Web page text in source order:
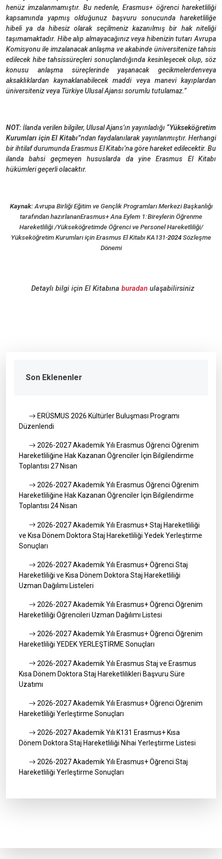
henüz imzalanmamıştır. Bu nedenle, Erasmus+ öğrenci hareketliliği
kapsamında yapmış olduğunuz başvuru sonucunda hareketliliğe
hibeli ya da hibesiz olarak seçilmeniz kazanılmış bir hak niteliği
taşımamaktadır. Hibe alıp almayacağınız veya hibenizin tutarı Avrupa
Komisyonu ile imzalanacak anlaşma ve akabinde üniversitenize tahsis
edilecek hibe tahsissüreçleri sonuçlandığında kesinleşecek olup, söz
konusu anlaşma süreçlerinde yaşanacak gecikmelerdenveya
aksaklıklardan kaynaklanabilecek maddi veya manevi kayıplardan
üniversiteniz veya Türkiye Ulusal Ajansı sorumlu tutulamaz.”
NOT:İlanda verilen bilgiler, Ulusal Ajans’ın yayınladığı “Yükseköğretim
Kurumları için El Kitabı”ndan faydalanılarak yayınlanmıştır. Herhangi
bir ihtilaf durumunda Erasmus El Kitabı’na göre hareket edilecektir. Bu
ilanda bahsi geçmeyen hususlarda da yine Erasmus El Kitabı
hükümleri geçerli olacaktır.
Kaynak: Avrupa Birliği Eğitim ve Gençlik Programları Merkezi Başkanlığı
tarafından hazırlananErasmus+ Ana Eylem 1:Bireylerin Öğrenme
Hareketliliği /Yükseköğretimde Öğrenci ve Personel Hareketliliği/
Yükseköğretim Kurumları için Erasmus El Kitabı KA131-2024 Sözleşme
Dönemi
Detaylı bilgi için El Kitabına buradanulaşabilirsiniz
Son Eklenenler
ERÜSMUS 2026 Kültürler Buluşması Programı
Düzenlendi
2026-2027 Akademik Yılı Erasmus Öğrenci Öğrenim
Hareketliliğine Hak Kazanan Öğrenciler İçin Bilgilendirme
Toplantısı 27 Nisan
2026-2027 Akademik Yılı Erasmus Öğrenci Öğrenim
Hareketliliğine Hak Kazanan Öğrenciler İçin Bilgilendirme
Toplantısı 24 Nisan
2026-2027 Akademik Yılı Erasmus+ Staj Hareketliliği
ve Kısa Dönem Doktora Staj Hareketliliği Yedek Yerleştirme
Sonuçları
2026-2027 Akademik Yılı Erasmus+ Öğrenci Staj
Hareketliliği ve Kısa Dönem Doktora Staj Hareketliliği
Uzman Dağılımı Listeleri
2026-2027 Akademik Yılı Erasmus+ Öğrenci Öğrenim
Hareketliliği Öğrencileri Uzman Dağılımı Listesi
2026-2027 Akademik Yılı Erasmus+ Öğrenci Öğrenim
Hareketliliği YEDEK YERLEŞTİRME Sonuçları
2026-2027 Akademik Yılı Erasmus Staj ve Erasmus
Kısa Dönem Doktora Staj Hareketlilikleri Başvuru Süre
Uzatımı
2026-2027 Akademik Yılı Erasmus+ Öğrenci Öğrenim
Hareketliliği Yerleştirme Sonuçları
2026-2027 Akademik Yılı K131 Erasmus+ Kısa
Dönem Doktora Staj Hareketliliği Nihai Yerleştirme Listesi
2026-2027 Akademik Yılı Erasmus+ Öğrenci Staj
Hareketliliği Yerleştirme Sonuçları